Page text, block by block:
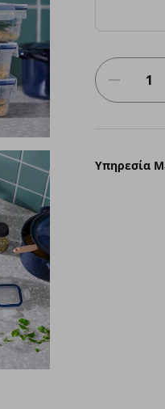
Υπηρεσία